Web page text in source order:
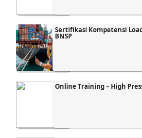
Sertifikasi Kompetensi
BNSP
Online Training – High